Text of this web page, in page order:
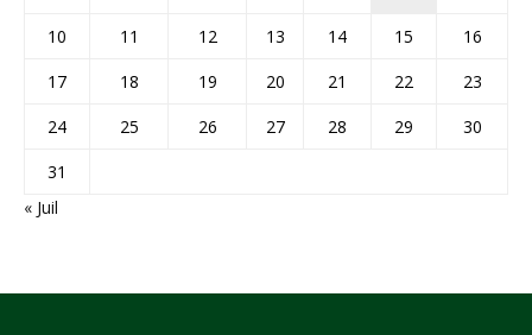
10
11 12 13 14 15
16
17
18 19 20 21 22
23
24
25 26 27 28 29
30
31
« Juil